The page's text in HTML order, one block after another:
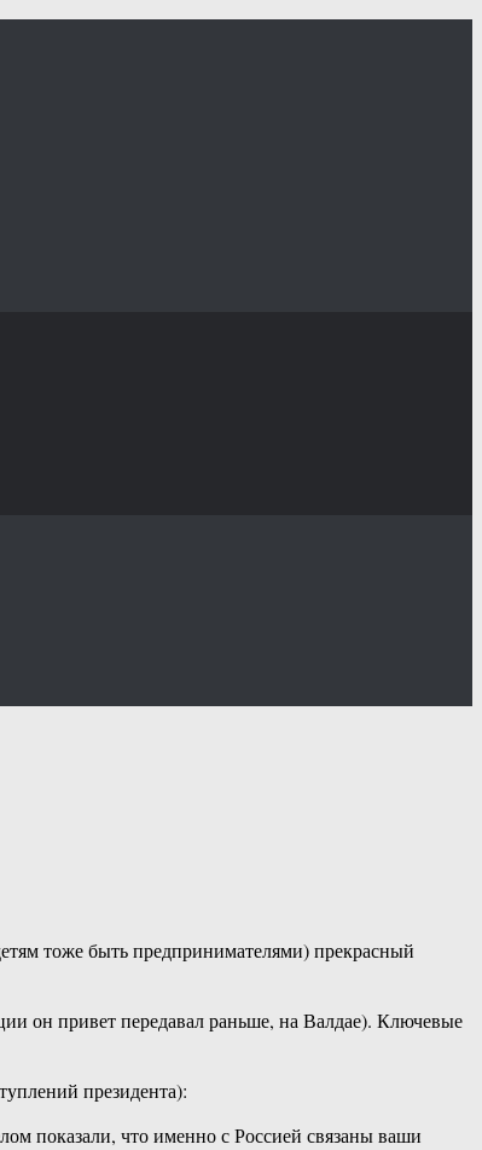
тоже быть предпринимателями) прекрасный
он привет передавал раньше, на Валдае). Ключевые
президента):
показали, что именно с Россией связаны ваши